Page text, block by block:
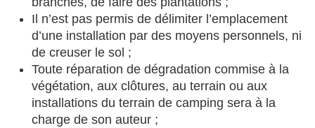
Il n’est pas permis de délimiter l’emplacement
d’une installation par des moyens personnels, ni
de creuser le sol ;
Toute réparation de dégradation commise à la
végétation, aux clôtures, au terrain ou aux
installations du terrain de camping sera à la
charge de son auteur ;